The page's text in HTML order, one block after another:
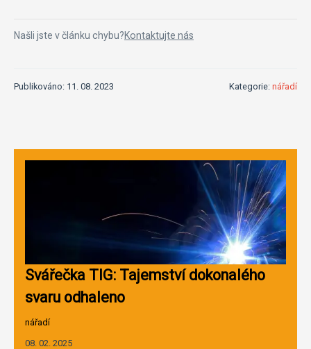
Našli jste v článku chybu?Kontaktujte nás
Publikováno: 11. 08. 2023 Kategorie: nářadí
Svářečka TIG: Tajemství dokonalého
svaru odhaleno
nářadí
08. 02. 2025